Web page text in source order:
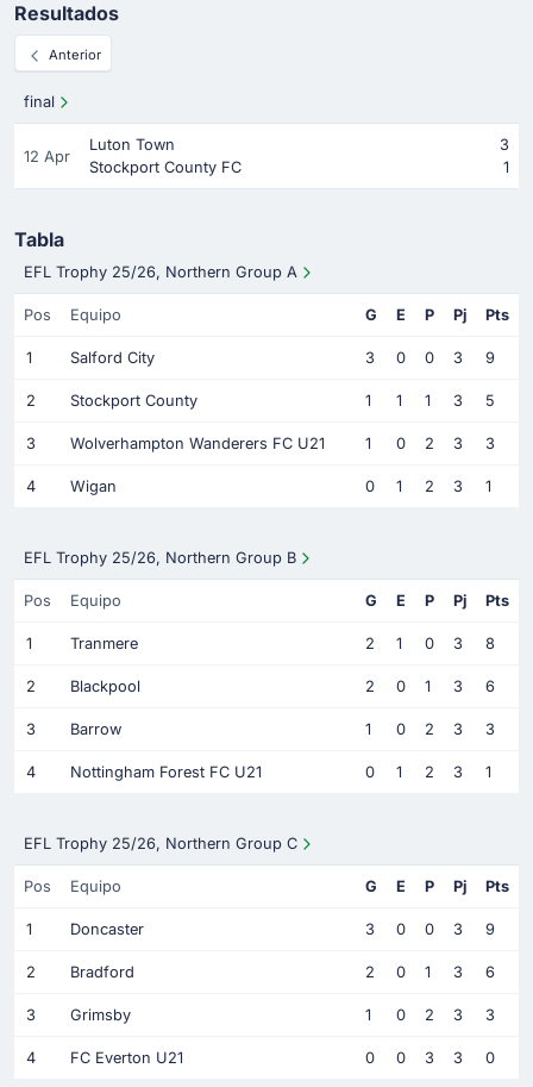
Resultados
Anterior
final
12 Apr
Luton Town
3
Stockport County FC
1
Tabla
EFL Trophy 25/26, Northern Group A
Pos Equipo G E P Pj Pts
1 Salford City 3 0 0 3 9
2 Stockport County 1 1 1 3 5
3 Wolverhampton Wanderers FC U21 1 0 2 3 3
4 Wigan 0 1 2 3 1
EFL Trophy 25/26, Northern Group B
Pos Equipo G E P Pj Pts
1 Tranmere 2 1 0 3 8
2 Blackpool 2 0 1 3 6
3 Barrow 1 0 2 3 3
4 Nottingham Forest FC U21 0 1 2 3 1
EFL Trophy 25/26, Northern Group C
Pos Equipo G E P Pj Pts
1 Doncaster 3 0 0 3 9
2 Bradford 2 0 1 3 6
3 Grimsby 1 0 2 3 3
4 FC Everton U21 0 0 3 3 0